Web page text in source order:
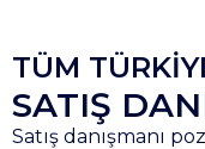
TÜM
SATIŞ
Satış danışmanı